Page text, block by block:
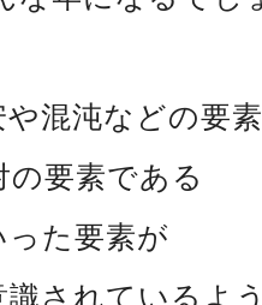
混沌などの要
要素である
た要素が
されているよ